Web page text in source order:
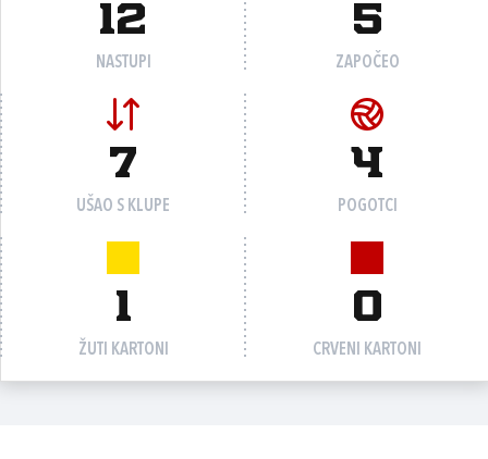
12
NASTUPI
5
ZAPOČEO
7
UŠAO S KLUPE
4
POGOTCI
1
ŽUTI KARTONI
0
CRVENI KARTONI